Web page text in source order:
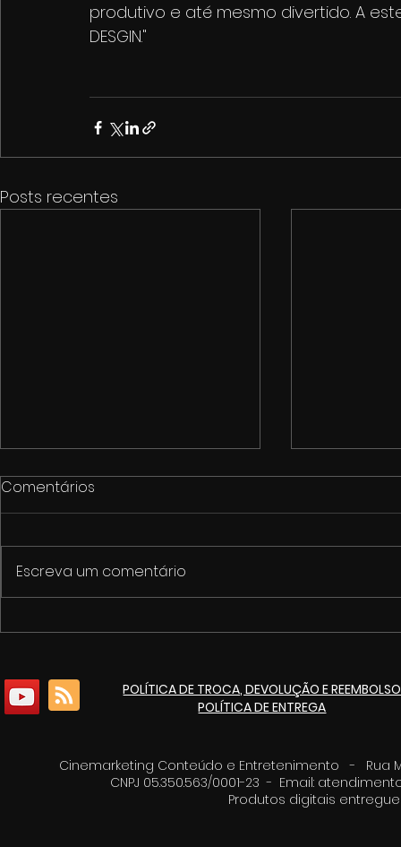
produtivo e até mesmo divertido. A
DESGIN."
Posts recentes
1º Fórum de Cultura e
Itaúna
de 125
Comentários
Escreva um comentário
POLÍTICA DE TROCA, DEVOLUÇÃO E REEMBOLSO
POLÍTICA DE ENTREGA
Cinemarketing Conteúdo e Entretenimento - Rua
CNPJ 05.350.563/0001-23 - Email:
Produtos digitais